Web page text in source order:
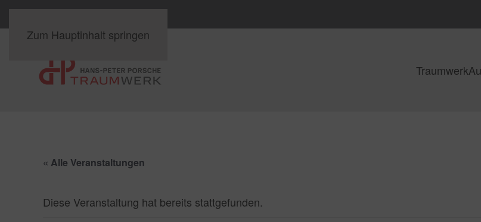
Zum Hauptinhalt springen
Traumwerk
« Alle Veranstaltungen
Diese Veranstaltung hat bereits stattgefunden.